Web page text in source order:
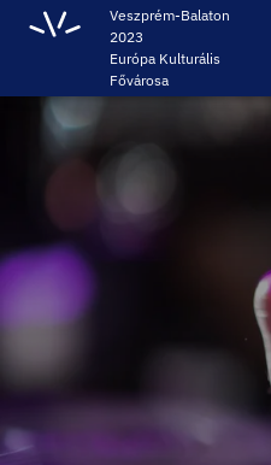
Veszprém-Balaton
2023
Európa Kulturális
Fővárosa